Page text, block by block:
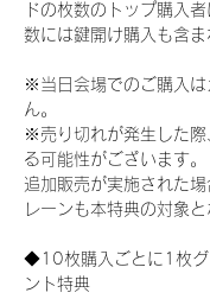
ドの枚数のトップ購入
数には鍵開け購入も含ま
※当日会場でのご購入は
ん。
※売り切れが発生した
る可能性がございます。
追加販売が実施された
レーンも本特典の対象と
◆10枚購入ごとに1枚グ
ント特典